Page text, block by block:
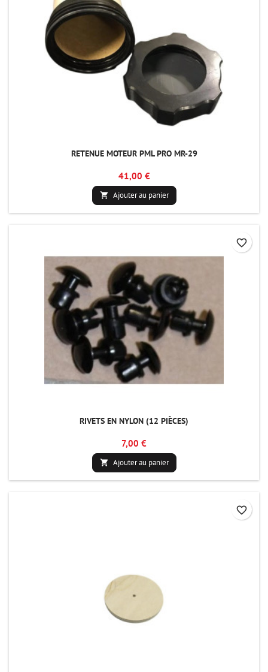
RETENUE MOTEUR PML PRO MR-29
41,00 €
 Ajouter au panier
RIVETS EN NYLON (12 PIÈCES)
7,00 €
 Ajouter au panier
favorite_border
favorite_border